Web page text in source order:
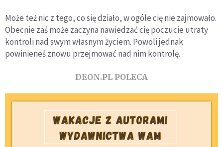
Może też nic z tego, co się działo, w ogóle cię nie zajmowało.
Obecnie zaś może zaczyna nawiedzać cię poczucie utraty
kontroli nad swym własnym życiem. Powoli jednak
powinieneś znowu przejmować nad nim kontrolę.
DEON.PL POLECA